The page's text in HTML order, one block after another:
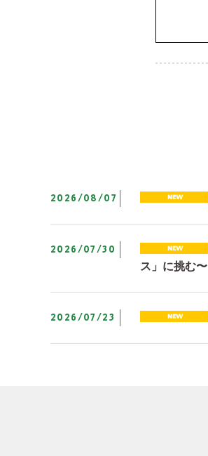
2026/08/07
2026/07/30
ス」に挑む〜
2026/07/23